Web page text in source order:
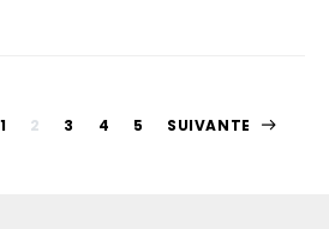
Pagination
1 2 3 4 5 SUIVANTE